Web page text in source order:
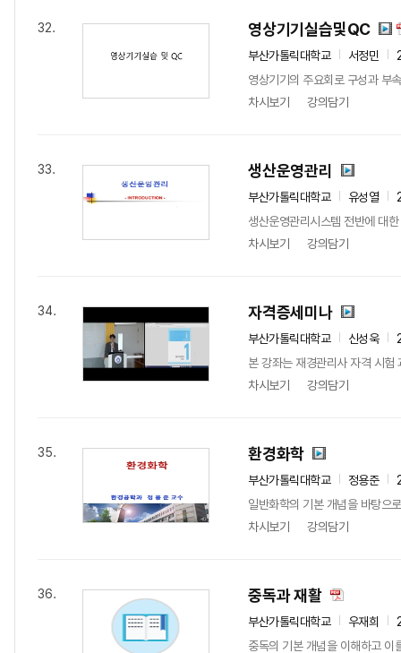
32. 영상기기실습및QC
부산가톨릭대학교 서정민
영상기기의 주요회로 구성과 부
차시보기
강의담기
33. 생산운영관리
부산가톨릭대학교 유성열
생산운영관리시스템 전반에 대
차시보기
강의담기
34. 자격증세미나
부산가톨릭대학교 신성욱
본 강좌는 재경관리사 자격 시험
차시보기
강의담기
35. 환경화학
부산가톨릭대학교 정용준
일반화학의 기본 개념을 바탕으
차시보기
강의담기
36. 중독과 재활
부산가톨릭대학교 우재희
중독의 기본 개념을 이해하고 이